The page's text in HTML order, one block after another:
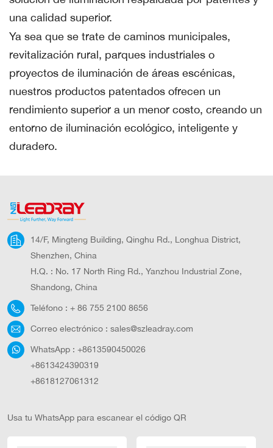
una calidad superior.
Ya sea que se trate de caminos municipales,
revitalización rural, parques industriales o
proyectos de iluminación de áreas escénicas,
nuestros productos patentados ofrecen un
rendimiento superior a un menor costo, creando un
entorno de iluminación ecológico, inteligente y
duradero.
14/F, Mingteng Building, Qinghu Rd., Longhua District,
Shenzhen, China
H.Q. : No. 17 North Ring Rd., Yanzhou Industrial Zone,
Shandong, China
Teléfono : + 86 755 2100 8656
Correo electrónico : sales@szleadray.com
WhatsApp : +8613590450026
+8613424390319
+8618127061312
Usa tu WhatsApp para escanear el código QR